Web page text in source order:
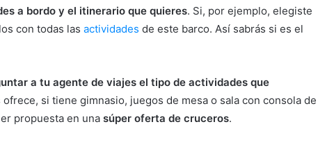
a bordo y el itinerario que quieres. Si, por ejemplo, elegiste
con todas las actividades de este barco. Así sabrás si es el
a tu agente de viajes el tipo de actividades que
ofrece, si tiene gimnasio, juegos de mesa o sala con consola de
propuesta en una súper oferta de cruceros.